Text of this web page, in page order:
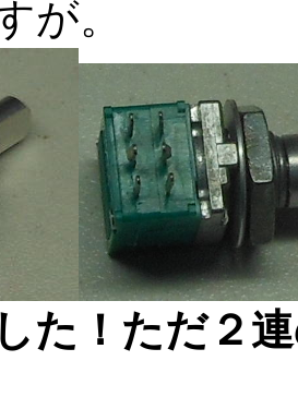
が。
た！ただ２